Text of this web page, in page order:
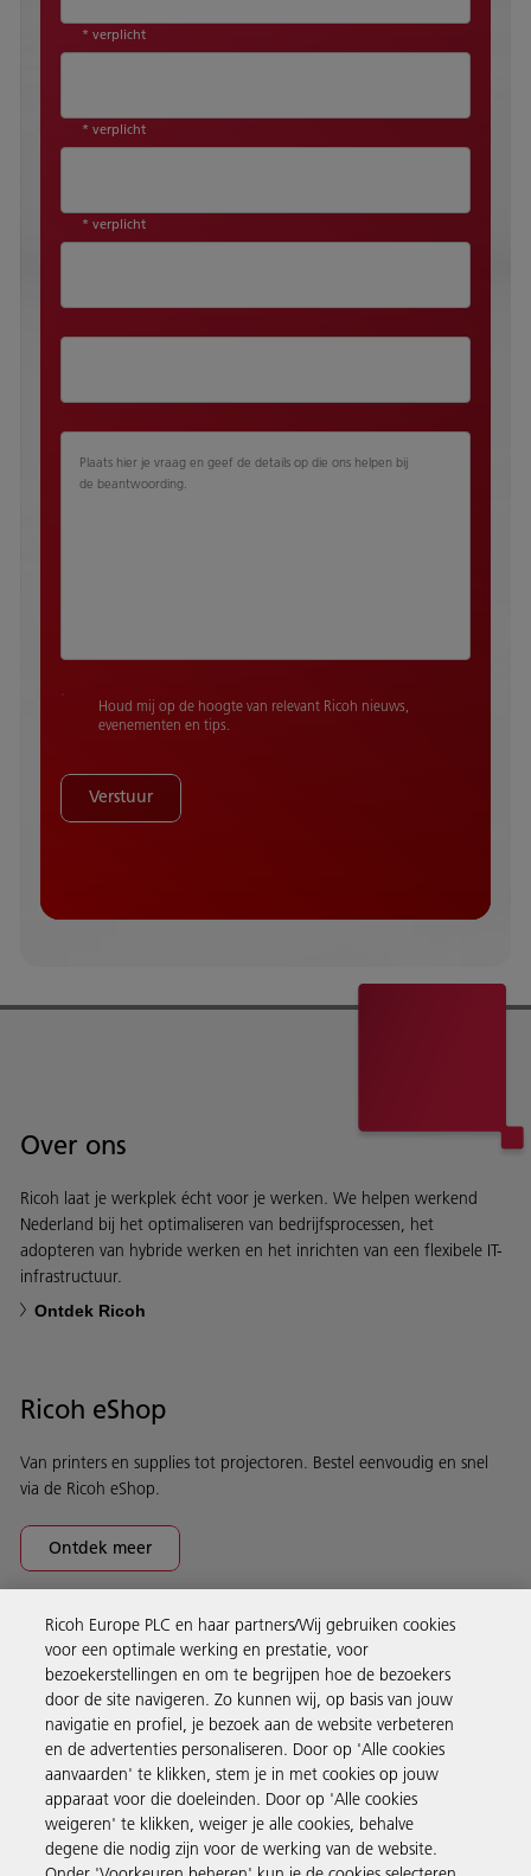
* verplicht
* verplicht
* verplicht
Plaats hier je vraag en geef de details op die ons helpen bij
de beantwoording.
Houd mij op de hoogte van relevant Ricoh nieuws,
evenementen en tips.
Verstuur
Over ons
Ricoh laat je werkplek écht voor je werken. We helpen werkend
Nederland bij het optimaliseren van bedrijfsprocessen, het
adopteren van hybride werken en het inrichten van een flexibele IT-
infrastructuur.
Ontdek Ricoh
Ricoh eShop
Van printers en supplies tot projectoren. Bestel eenvoudig en snel
via de Ricoh eShop.
Ontdek meer
Business Solutions
Producten en services
Support en contact
Inspiratie
Ricoh Europe PLC en haar partners/Wij gebruiken cookies
voor een optimale werking en prestatie, voor
bezoekerstellingen en om te begrijpen hoe de bezoekers
door de site navigeren. Zo kunnen wij, op basis van jouw
navigatie en profiel, je bezoek aan de website verbeteren
en de advertenties personaliseren. Door op 'Alle cookies
aanvaarden' te klikken, stem je in met cookies op jouw
apparaat voor die doeleinden. Door op 'Alle cookies
weigeren' te klikken, weiger je alle cookies, behalve
degene die nodig zijn voor de werking van de website.